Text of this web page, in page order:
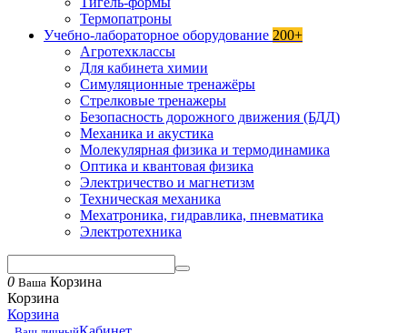
Термопатроны
Учебно-лабораторное оборудование 200+
Агротехклассы
Для кабинета химии
Симуляционные тренажёры
Стрелковые тренажеры
Безопасность дорожного движения (БДД)
Механика и акустика
Молекулярная физика и термодинамика
Оптика и квантовая физика
Электричество и магнетизм
Техническая механика
Мехатроника, гидравлика, пневматика
Электротехника
0 Ваша Корзина
Корзина
Корзина